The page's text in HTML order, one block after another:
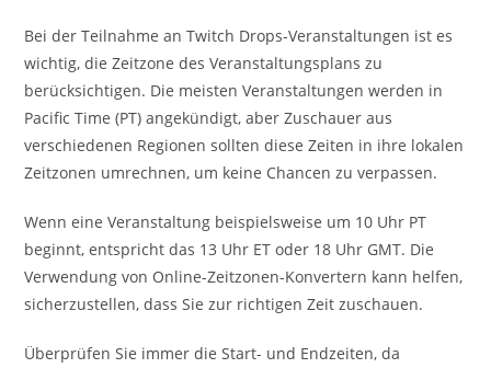
Bei der Teilnahme an Twitch Drops-Veranstaltungen ist es
wichtig, die Zeitzone des Veranstaltungsplans zu
berücksichtigen. Die meisten Veranstaltungen werden in
Pacific Time (PT) angekündigt, aber Zuschauer aus
verschiedenen Regionen sollten diese Zeiten in ihre lokalen
Zeitzonen umrechnen, um keine Chancen zu verpassen.
Wenn eine Veranstaltung beispielsweise um 10 Uhr PT
beginnt, entspricht das 13 Uhr ET oder 18 Uhr GMT. Die
Verwendung von Online-Zeitzonen-Konvertern kann helfen,
sicherzustellen, dass Sie zur richtigen Zeit zuschauen.
Überprüfen Sie immer die Start- und Endzeiten, da